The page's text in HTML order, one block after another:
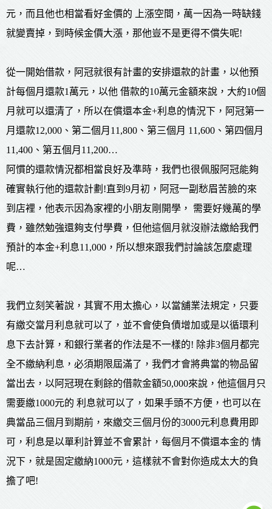
元，而且他也相當看好金價的 上漲空間，萬一因為一時缺錢
就變賣掉，到時候金價大漲，那他豈不是更得不償失呢!
從一開始借款，阿冠就很有計畫的安排還款的計畫，以他預
計每個月還款1萬元，以他 借款的10萬元金額來說，大約10個
月就可以還清了，所以在償還本金+利息的情況下，阿冠第一
月還款12,000、第二個月11,800、第三個月 11,600、第四個月
11,400、第五個月11,200…
阿慣的還款情況都相當良好及準時，我們也很佩服阿冠能夠
確實執行他的還款計劃!直到9月初，阿冠一副愁眉苦臉的來
到店裡，他表示因為家裡的小朋友剛開學， 需要好幾萬的學
費，雖然勉強還夠支付學費，但他這個月就沒辦法繳給我們
預計的本金+利息11,000，所以想來跟我們討論該怎麼處理
呢…
我們立刻笑著說，其實不用太擔心，以當舖業法規定，只要
有繳交當月利息就可以了，並不會使負債增加或是以循環利
息下去計算，和銀行業者的作法是不一樣的! 除非3個月都完
全不繳納利息，必須期限屆滿了，我們才會將典當的物品留
當出去，以阿冠現在剩餘的借款金額50,000來說，他這個月只
需要繳1000元的 利息就可以了，如果手頭不方便，也可以在
典當品三個月到期前，來繳交三個月份的3000元利息費用即
可，利息是以單利計算並不會累計，每個月不償還本金的 情
況下，就是固定繳納1000元，這樣就不會對你造成太大的負
擔了吧!